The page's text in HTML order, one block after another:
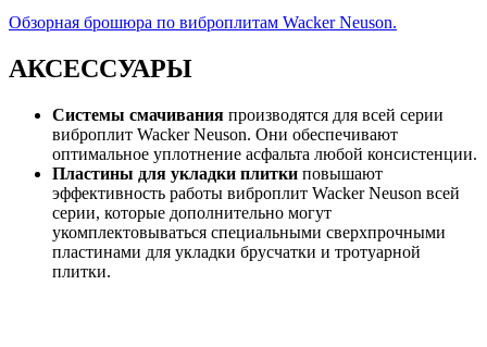
Обзорная брошюра по виброплитам Wacker Neuson.
АКСЕССУАРЫ
Системы смачивания производятся для всей серии
виброплит Wacker Neuson. Они обеспечивают
оптимальное уплотнение асфальта любой консистенции.
Пластины для укладки плитки повышают
эффективность работы виброплит Wacker Neuson всей
серии, которые дополнительно могут
укомплектовываться специальными сверхпрочными
пластинами для укладки брусчатки и тротуарной
плитки.